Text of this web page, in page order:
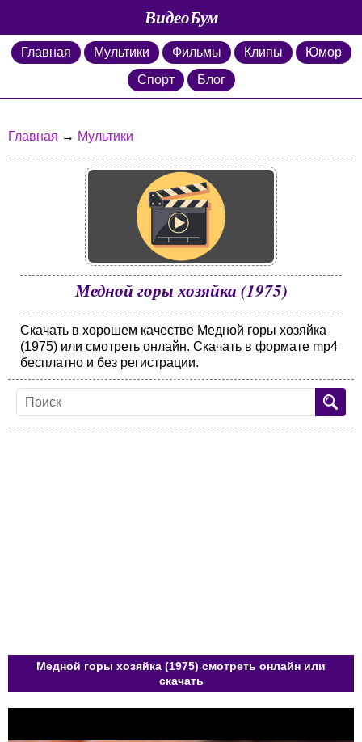
ВидеоБум
Главная Мультики Фильмы Клипы
Юмор
Спорт
Блог
Главная → Мультики
Медной горы хозяйка (1975)
Скачать в хорошем качестве Медной горы хозяйка
(1975) или смотреть онлайн. Скачать в формате mp4
бесплатно и без регистрации.
Медной горы хозяйка (1975) смотреть онлайн или
скачать